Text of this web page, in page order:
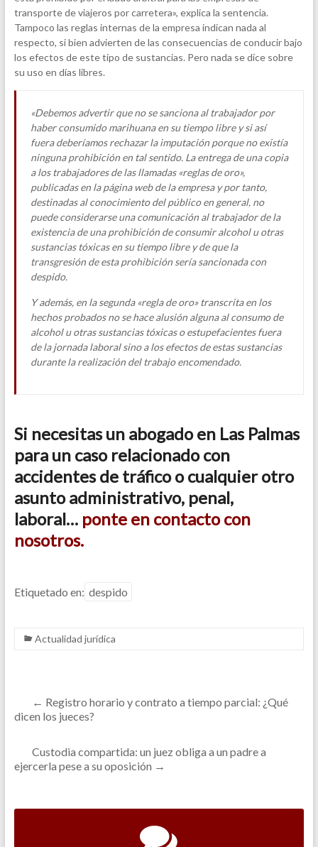
transporte de viajeros por carretera», explica la sentencia.
Tampoco las reglas internas de la empresa indican nada al
respecto, si bien advierten de las consecuencias de conducir bajo
los efectos de este tipo de sustancias. Pero nada se dice sobre
su uso en días libres.
«Debemos advertir que no se sanciona al trabajador por
haber consumido marihuana en su tiempo libre y si así
fuera deberíamos rechazar la imputación porque no existía
ninguna prohibición en tal sentido. La entrega de una copia
a los trabajadores de las llamadas «reglas de oro»,
publicadas en la página web de la empresa y por tanto,
destinadas al conocimiento del público en general, no
puede considerarse una comunicación al trabajador de la
existencia de una prohibición de consumir alcohol u otras
sustancias tóxicas en su tiempo libre y de que la
transgresión de esta prohibición sería sancionada con
despido.
Y además, en la segunda «regla de oro» transcrita en los
hechos probados no se hace alusión alguna al consumo de
alcohol u otras sustancias tóxicas o estupefacientes fuera
de la jornada laboral sino a los efectos de estas sustancias
durante la realización del trabajo encomendado.
Si necesitas un abogado en Las Palmas
para un caso relacionado con
accidentes de tráfico o cualquier otro
asunto administrativo, penal,
laboral… ponte en contacto con
nosotros.
Etiquetado en: despido
Actualidad jurídica
← Registro horario y contrato a tiempo parcial: ¿Qué
dicen los jueces?
Custodia compartida: un juez obliga a un padre a
ejercerla pese a su oposición →